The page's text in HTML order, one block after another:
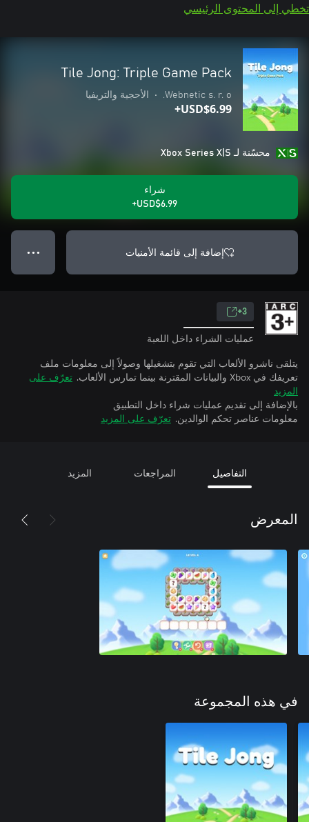
تخطي إلى المحتوى الرئيسي
Tile Jong: Triple Game Pack
Webnetic s. r. o.
• الأحجية والتريفيا
USD$6.99+
محسّنة لـ Xbox Series X|S
شراء
USD$6.99+
إضافة إلى قائمة الأمنيات ● ● ●
3+
عمليات الشراء داخل اللعبة
يتلقى ناشرو الألعاب التي تقوم بتشغيلها وصولاً إلى معلومات ملف
تعريفك في Xbox والبيانات المقترنة بينما تمارس الألعاب.
تعرّف على
المزيد
بالإضافة إلى تقديم عمليات شراء داخل التطبيق
معلومات عناصر تحكم الوالدين. تعرّف على المزيد
التفاصيل المراجعات المزيد
المعرض
في هذه المجموعة